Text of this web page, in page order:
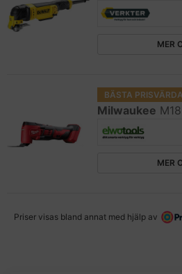
MER
BÄSTA PRISVÄRDA
Milwaukee
MER
Priser visas bland annat med hjälp av